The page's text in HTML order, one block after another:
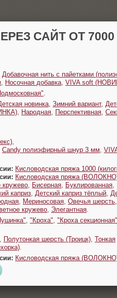
САЙТ ОТ 7000
Добавочная нить с пайетками
Носочная добавка VIVA soft
новинка Зимний вариант,
Народная Перспективная
Candy полиэфирный шнур 3 мм
Кисловодская пряжа 1000
Кисловодская пряжа
кружево Бисерная Буклированная
каприз Детский каприз тёплый
Мериносовая Овечья шерсть
кружево Элегантная
"Кроха" "Кроха секционная"
Полутонкая шерсть (Троицк) Тонкая
Кисловодская пряжа